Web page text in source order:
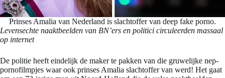
Prinses Amalia van Nederland is slachtoffer van deep fake porno.
Levensechte naaktbeelden van BN’ers en politici circuleerden massaal
op internet
De politie heeft eindelijk de maker te pakken van die gruwelijke nep-
pornofilmpjes waar ook prinses Amalia slachtoffer van werd! Het gaat